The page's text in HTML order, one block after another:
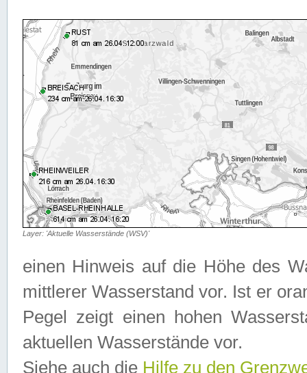
Layer: 'Aktuelle Wasserstände (WSV)'
einen Hinweis auf die Höhe des
mittlerer Wasserstand vor. Ist er
Pegel zeigt einen hohen
aktuellen Wasserstände vor.
Siehe auch die Hilfe zu den